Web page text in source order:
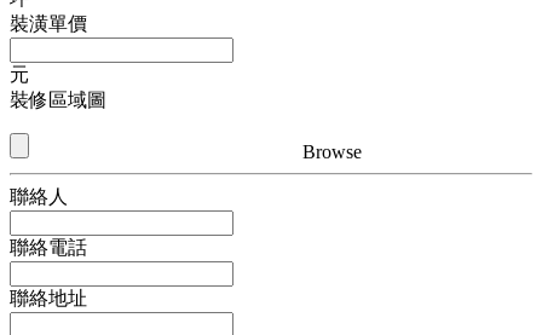
裝潢單價
元
裝修區域圖
Browse
聯絡人
聯絡電話
聯絡地址